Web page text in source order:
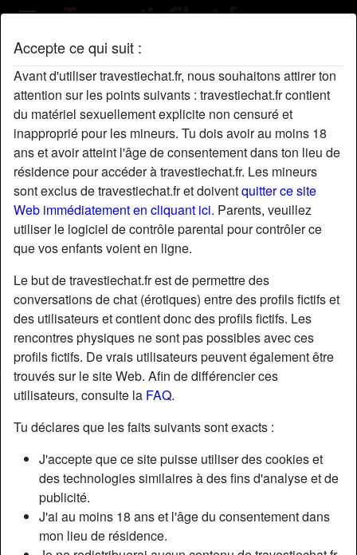
Accepte ce qui suit :
Avant d'utiliser travestiechat.fr, nous souhaitons attirer ton
attention sur les points suivants : travestiechat.fr contient
du matériel sexuellement explicite non censuré et
inapproprié pour les mineurs. Tu dois avoir au moins 18
ans et avoir atteint l'âge de consentement dans ton lieu de
résidence pour accéder à travestiechat.fr. Les mineurs
sont exclus de travestiechat.fr et doiventquitter ce site
Web immédiatement en cliquant ici. Parents, veuillez
utiliser le logiciel de contrôle parental pour contrôler ce
que vos enfants voient en ligne.
Le but de travestiechat.fr est de permettre des
conversations de chat (érotiques) entre des profils fictifs et
des utilisateurs et contient donc des profils fictifs. Les
rencontres physiques ne sont pas possibles avec ces
profils fictifs. De vrais utilisateurs peuvent également être
trouvés sur le site Web. Afin de différencier ces
utilisateurs, consulte la FAQ.
Tu déclares que les faits suivants sont exacts :
J'accepte que ce site puisse utiliser des cookies et
des technologies similaires à des fins d'analyse et de
publicité.
J'ai au moins 18 ans et l'âge du consentement dans
mon lieu de résidence.
Profil de NordChloé
starAjouter chatDiscuter !